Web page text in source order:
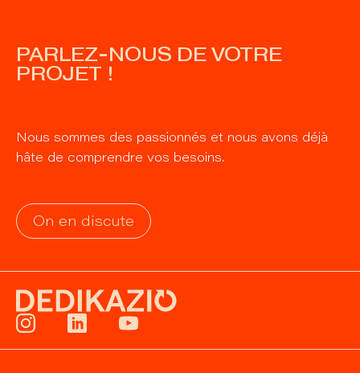
PARLEZ-NOUS DE VOTRE
PROJET !
Nous sommes des passionnés et nous avons déjà
hâte de comprendre vos besoins.
On en discute